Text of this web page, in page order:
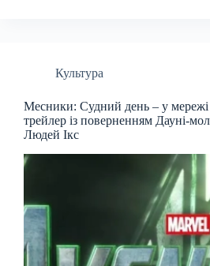
Культура
Месники: Судний день – у мережі
трейлер із поверненням Дауні-
Людей Ікс